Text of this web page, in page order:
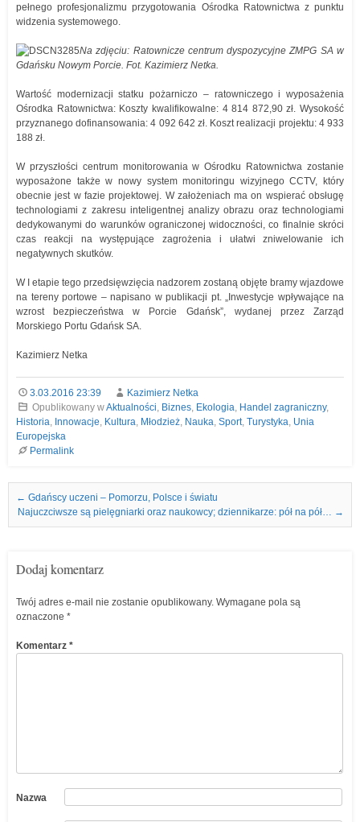
pełnego profesjonalizmu przygotowania Ośrodka Ratownictwa z punktu
widzenia systemowego.
Na zdjęciu: Ratownicze centrum dyspozycyjne ZMPG SA w
Gdańsku Nowym Porcie. Fot. Kazimierz Netka.
Wartość modernizacji statku pożarniczo – ratowniczego i wyposażenia
Ośrodka Ratownictwa: Koszty kwalifikowalne: 4 814 872,90 zł. Wysokość
przyznanego dofinansowania: 4 092 642 zł. Koszt realizacji projektu: 4 933
188 zł.
W przyszłości centrum monitorowania w Ośrodku Ratownictwa zostanie
wyposażone także w nowy system monitoringu wizyjnego CCTV, który
obecnie jest w fazie projektowej. W założeniach ma on wspierać obsługę
technologiami z zakresu inteligentnej analizy obrazu oraz technologiami
dedykowanymi do warunków ograniczonej widoczności, co finalnie skróci
czas reakcji na występujące zagrożenia i ułatwi zniwelowanie ich
negatywnych skutków.
W I etapie tego przedsięwzięcia nadzorem zostaną objęte bramy wjazdowe
na tereny portowe – napisano w publikacji pt. „Inwestycje wpływające na
wzrost bezpieczeństwa w Porcie Gdańsk”, wydanej przez Zarząd
Morskiego Portu Gdańsk SA.
Kazimierz Netka
3.03.2016 23:39
Kazimierz Netka
Opublikowany wAktualności, Biznes, Ekologia, Handel zagraniczny,
Historia, Innowacje, Kultura, Młodzież, Nauka, Sport, Turystyka, Unia
Europejska
Permalink
Nawigacja we wpisach
← Gdańscy uczeni – Pomorzu, Polsce i światu
Najuczciwsze są pielęgniarki oraz naukowcy; dziennikarze: pół na pół… →
Dodaj komentarz
Twój adres e-mail nie zostanie opublikowany. Wymagane pola są
oznaczone *
Komentarz *
Nazwa